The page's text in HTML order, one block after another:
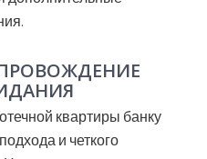
квартиры банку
и четкого